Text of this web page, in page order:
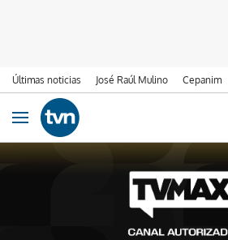
Últimas noticias José Raúl Mulino Cepanim
Ir al contenido
Obrir navegació